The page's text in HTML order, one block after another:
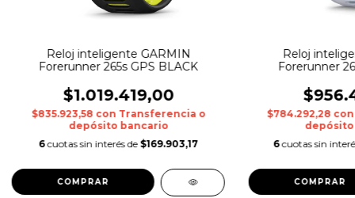
Reloj inteligente GARMIN
Forerunner 265s GPS BLACK
$1.019.419,00
$835.923,58 con Transferencia o
depósito bancario
6 cuotas sin interés de $169.903,17
Reloj
Forerunner
$784.292,28 con
6 cuotas sin